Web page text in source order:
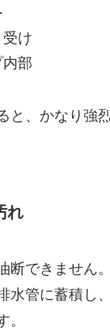
け
部
と、かなり強
れ
断できません。
水管に蓄積し